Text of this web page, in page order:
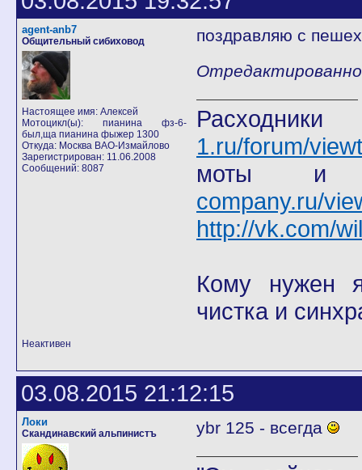
agent-anb7
Общительный сибиховод
Настоящее имя: Алексей
Мотоцикл(ы): пианина фз-6-
был,ща пианина фыжер 1300
Откуда: Москва ВАО-Измайлово
Зарегистрирован: 11.06.2008
Сообщений: 8087
поздравляю с
1.ru/forum/
company.ru/
http://vk.com/
Кому нужен
чистка и
Неактивен
03.08.2015 21:12:15
Локи
Скандинавский альпинистъ ybr 125 - всегда